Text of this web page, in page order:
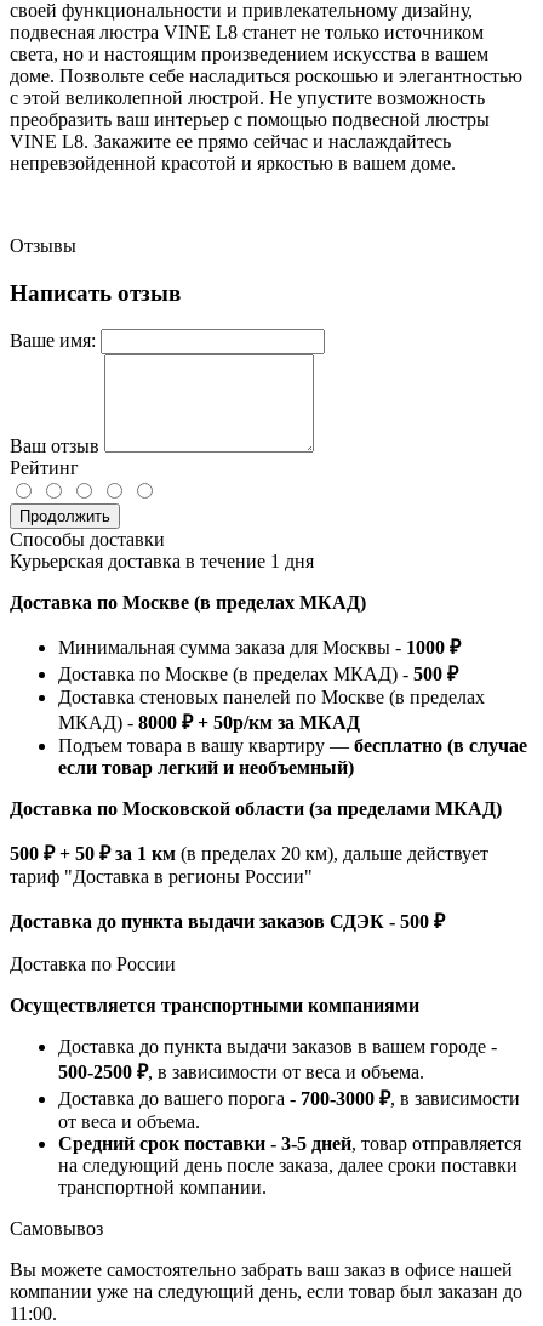
своей функциональности и привлекательному дизайну,
подвесная люстра VINE L8 станет не только источником
света, но и настоящим произведением искусства в вашем
доме. Позвольте себе насладиться роскошью и элегантностью
с этой великолепной люстрой. Не упустите возможность
преобразить ваш интерьер с помощью подвесной люстры
VINE L8. Закажите ее прямо сейчас и наслаждайтесь
непревзойденной красотой и яркостью в вашем доме.
Отзывы
Написать отзыв
Ваше имя:
Ваш отзыв
Рейтинг
Продолжить
Способы доставки
Курьерская доставка в течение 1 дня
Доставка по Москве (в пределах МКАД)
Минимальная сумма заказа для Москвы - 1000 ₽
Доставка по Москве (в пределах МКАД) - 500 ₽
Доставка стеновых панелей по Москве (в пределах
МКАД) - 8000 ₽ + 50р/км за МКАД
Подъем товара в вашу квартиру — бесплатно (в случае
если товар легкий и необъемный)
Доставка по Московской области (за пределами МКАД)
500 ₽ + 50 ₽ за 1 км (в пределах 20 км), дальше действует
тариф "Доставка в регионы России"
Доставка до пункта выдачи заказов СДЭК - 500 ₽
Доставка по России
Осуществляется транспортными компаниями
Доставка до пункта выдачи заказов в вашем городе -
500-2500 ₽, в зависимости от веса и объема.
Доставка до вашего порога - 700-3000 ₽, в зависимости
от веса и объема.
Средний срок поставки - 3-5 дней, товар отправляется
на следующий день после заказа, далее сроки поставки
транспортной компании.
Самовывоз
Вы можете самостоятельно забрать ваш заказ в офисе нашей
компании уже на следующий день, если товар был заказан до
11:00.